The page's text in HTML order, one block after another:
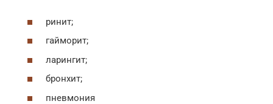
ринит;
гайморит;
ларингит;
бронхит;
пневмония